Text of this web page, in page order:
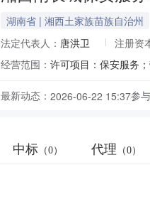
湖南省 | 湘西土家族苗族自治州
法定代表人： 唐洪卫 注册资
经营范围：
最新动态： 2026-06-22 15:37参与
中标 （0） 代理 （0）